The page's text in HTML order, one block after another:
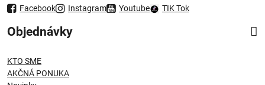
Facebook Instagram Youtube TIK Tok
Objednávky
KTO SME
AKČNÁ PONUKA